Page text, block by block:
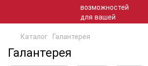
Каталог Галантерея
Галантерея